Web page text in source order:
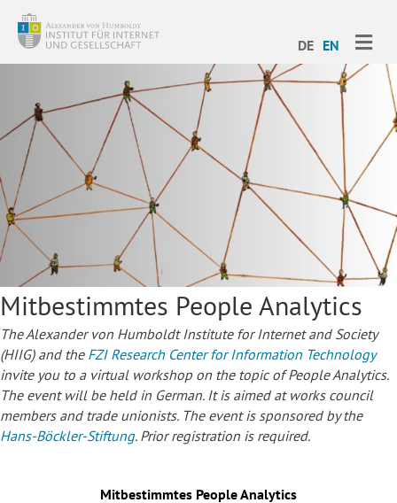
DE EN
Mitbestimmtes People Analytics
The Alexander von Humboldt Institute for Internet and Society
(HIIG) and the FZI Research Center for Information Technology
invite you to a virtual workshop on the topic of People Analytics.
The event will be held in German. It is aimed at works council
members and trade unionists. The event is sponsored by the
Hans-Böckler-Stiftung. Prior registration is required.
Mitbestimmtes People Analytics